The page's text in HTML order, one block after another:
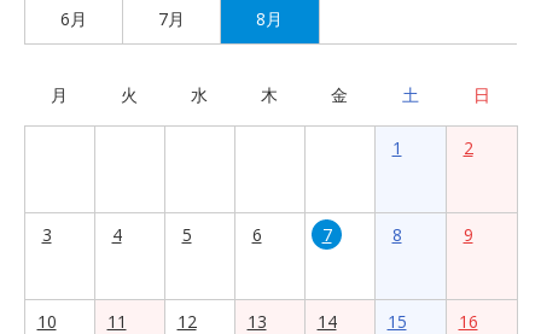
6月 7月 8月
月 火 水 木 金 土 日
1 2
3 4 5 6 7 8 9
10
11
12
13
14
15
16